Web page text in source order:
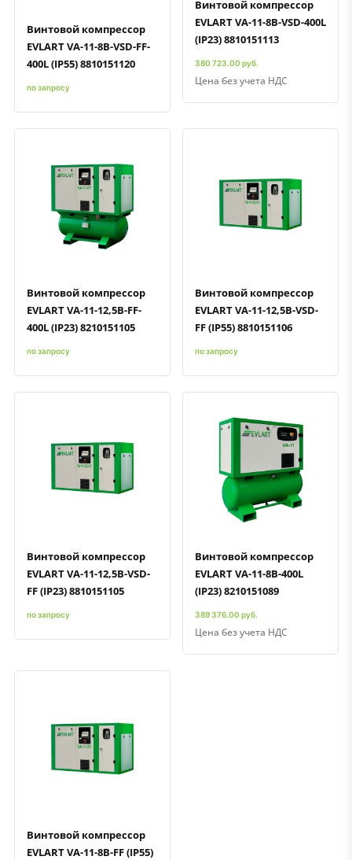
Винтовой компрессор
EVLART VA-11-8B-VSD-FF-
400L (IP55) 8810151120
по запросу
Винтовой компрессор
EVLART VA-11-8B-VSD-400L
(IP23) 8810151113
380 723.00 руб.
Цена без учета НДС
Быстрый просмотрДобавить к сравнению
Добавить в избранное
Винтовой компрессор
EVLART VA-11-12,5B-FF-
400L (IP23) 8210151105
по запросу
Быстрый просмотрДобавить к сравнению
Добавить в избранное
Винтовой компрессор
EVLART VA-11-12,5B-VSD-
FF (IP55) 8810151106
по запросу
Быстрый просмотрДобавить к сравнению
Добавить в избранное
Винтовой компрессор
EVLART VA-11-12,5B-VSD-
FF (IP23) 8810151105
по запросу
Быстрый просмотрДобавить к сравнению
Добавить в избранное
Винтовой компрессор
EVLART VA-11-8B-400L
(IP23) 8210151089
389 376.00 руб.
Цена без учета НДС
Добавить к сравнению
Добавить в избранное
Винтовой компрессор
EVLART VA-11-8B-FF (IP55)